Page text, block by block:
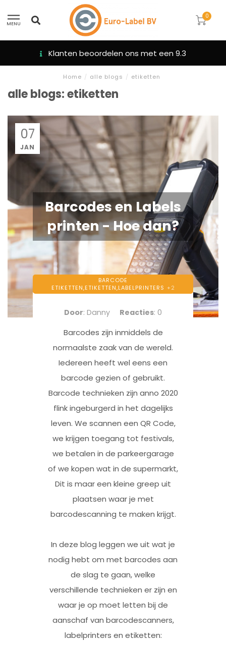
MENU
0
Klanten beoordelen ons met een 9.3
Home / alle blogs / etiketten
alle blogs: etiketten
07
JAN
Barcodes en Labels
printen - Hoe dan?
BARCODE
ETIKETTEN,ETIKETTEN,LABELPRINTERS +2
Door: Danny Reacties: 0
Barcodes zijn inmiddels de
normaalste zaak van de wereld.
Iedereen heeft wel eens een
barcode gezien of gebruikt.
Barcode technieken zijn anno 2020
flink ingeburgerd in het dagelijks
leven. We scannen een QR Code,
we krijgen toegang tot festivals,
we betalen in de parkeergarage
of we kopen wat in de supermarkt,
Dit is maar een kleine greep uit
plaatsen waar je met
barcodescanning te maken krijgt.
In deze blog leggen we uit wat je
nodig hebt om met barcodes aan
de slag te gaan, welke
verschillende technieken er zijn en
waar je op moet letten bij de
aanschaf van barcodescanners,
labelprinters en etiketten: